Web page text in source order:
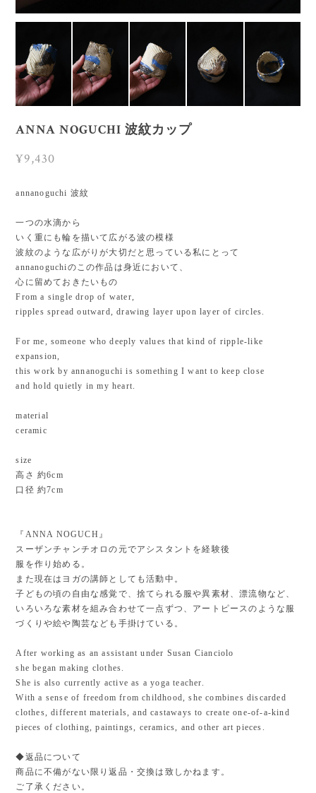
ANNA NOGUCHI 波紋カップ
¥9,430
annanoguchi 波紋
一つの水滴から
いく重にも輪を描いて広がる波の模様
波紋のような広がりが大切だと思っている私にとって
annanoguchiのこの作品は身近において、
心に留めておきたいもの
From a single drop of water,
ripples spread outward, drawing layer upon layer of circles.
For me, someone who deeply values that kind of ripple-like
expansion,
this work by annanoguchi is something I want to keep close
and hold quietly in my heart.
material
ceramic
size
高さ 約6cm
口径 約7cm
『ANNA NOGUCH』
スーザンチャンチオロの元でアシスタントを経験後
服を作り始める。
また現在はヨガの講師としても活動中。
子どもの頃の自由な感覚で、捨てられる服や異素材、漂流物など、
いろいろな素材を組み合わせて一点ずつ、アートピースのような服
づくりや絵や陶芸なども手掛けている。
After working as an assistant under Susan Cianciolo
she began making clothes.
She is also currently active as a yoga teacher.
With a sense of freedom from childhood, she combines discarded
clothes, different materials, and castaways to create one-of-a-kind
pieces of clothing, paintings, ceramics, and other art pieces.
◆返品について
商品に不備がない限り返品・交換は致しかねます。
ご了承ください。